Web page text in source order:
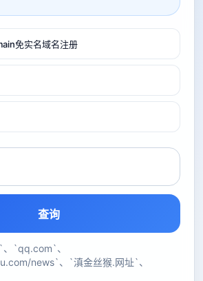
免实名域名注册
查询
`qq.com`、
news`、`滇金丝猴.网址`、